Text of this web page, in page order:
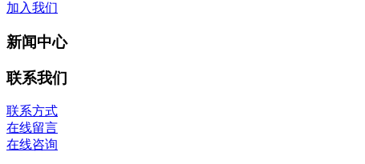
加入我们
新闻中心
联系我们
联系方式
在线留言
在线咨询